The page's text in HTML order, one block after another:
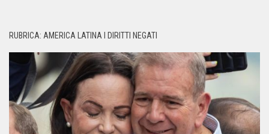
RUBRICA: AMERICA LATINA I DIRITTI NEGATI